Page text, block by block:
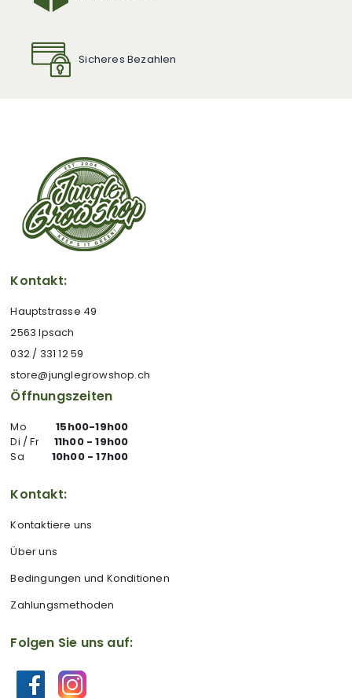
Sicheres Bezahlen
Kontakt:
Hauptstrasse 49
2563 Ipsach
032 / 331 12 59
store@junglegrowshop.ch
Öffnungszeiten
Mo
15h00-19h00
Di / Fr
11h00 - 19h00
Sa
10h00 - 17h00
Kontakt:
Kontaktiere uns
Über uns
Bedingungen und Konditionen
Zahlungsmethoden
Folgen Sie uns auf: